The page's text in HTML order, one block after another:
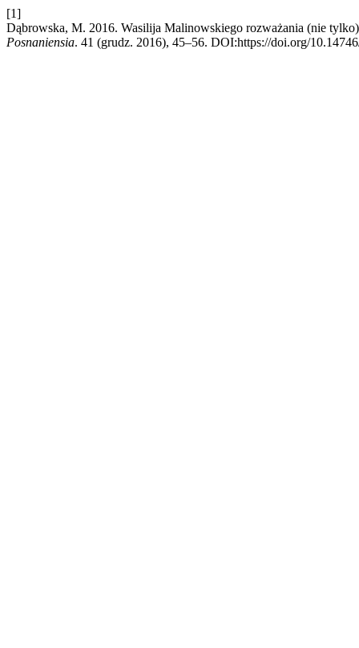
[1]
Dąbrowska, M. 2016. Wasilija Malinowskiego rozważania (nie
Posnaniensia. 41 (grudz. 2016), 45–56. DOI:https://doi.org/